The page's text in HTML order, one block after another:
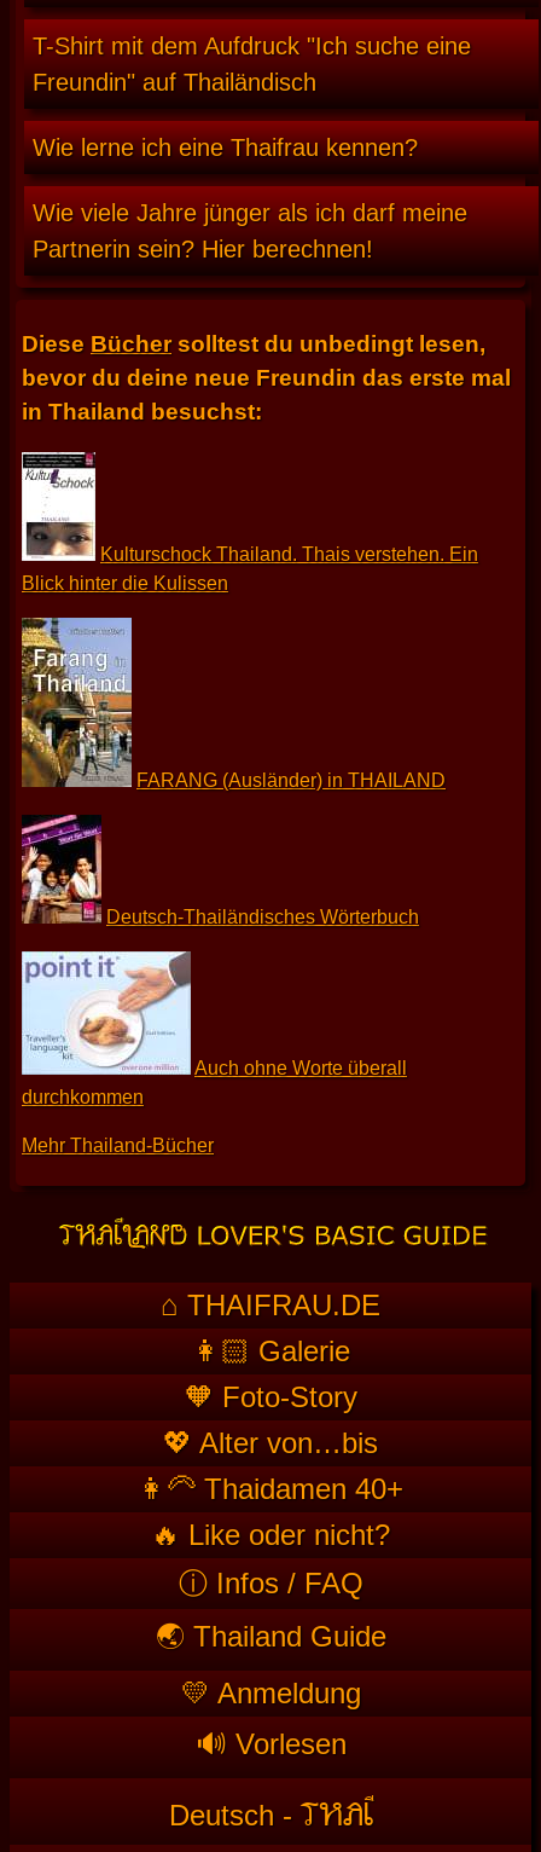
T-Shirt mit dem Aufdruck "Ich suche eine
Freundin" auf Thailändisch
Wie lerne ich eine Thaifrau kennen?
Wie viele Jahre jünger als ich darf meine
Partnerin sein? Hier berechnen!
Diese Büchersolltest du unbedingt lesen,
bevor du deine neue Freundin das erste mal
in Thailand besuchst:
Kulturschock Thailand. Thais verstehen. Ein
Blick hinter die Kulissen
FARANG (Ausländer) in THAILAND
Deutsch-Thailändisches Wörterbuch
Auch ohne Worte überall
durchkommen
Mehr Thailand-Bücher
⌂ THAIFRAU.DE
👩🏻 Galerie
🧡 Foto-Story
💖 Alter von…bis
👩‍🦳 Thaidamen 40+
🔥 Like oder nicht?
ⓘ Infos / FAQ
🌏 Thailand Guide
💛 Anmeldung
🔊 Vorlesen
Deutsch - THAI